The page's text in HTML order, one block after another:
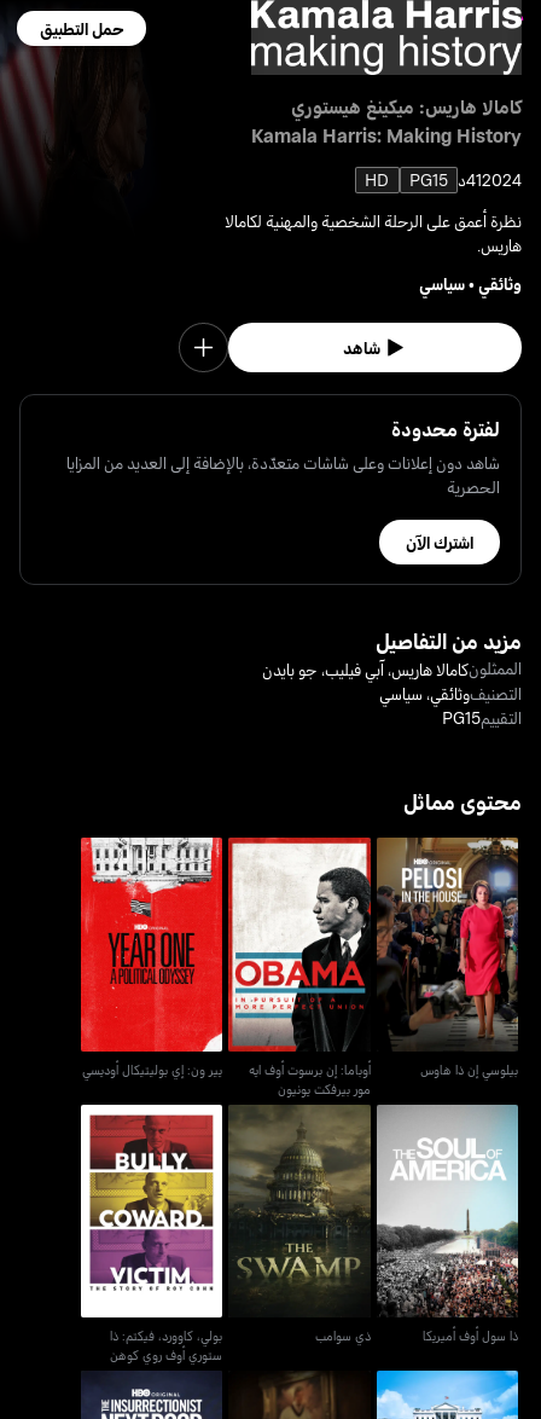
حمل التطبيق
كامالا هاريس: ميكينغ هيستوري
Kamala Harris: Making History
202441د PG15
HD
نظرة أعمق على الرحلة الشخصية والمهنية لكامالا
هاريس.
وثائقي•سياسي
شاهد
لفترة محدودة
شاهد دون إعلانات وعلى شاشات متعدّدة، بالإضافة إلى العديد من المزايا
الحصرية
اشترك الآن
مزيد من التفاصيل
الممثلونكامالا هاريس،آبي فيليب، جو بايدن
التصنيفوثائقي، سياسي
التقييمPG15
محتوى مماثل
بيلوسي إن ذا هاوس
بيلوسي إن ذا هاوس
أوباما: إن برسوت أوف ايه
مور بيرفكت يونيون
أوباما: إن برسوت أوف ايه
مور بيرفكت يونيون
يير ون: إي بوليتيكال أوديسي
يير ون: إي بوليتيكال أوديسي
ذا سول أوف أميريكا
ذا سول أوف أميريكا
ذي سوامب
ذي سوامب
بولي، كاوورد، فيكتم: ذا
ستوري أوف روي كوهن
بولي، كاوورد، فيكتم: ذا
ستوري أوف روي كوهن